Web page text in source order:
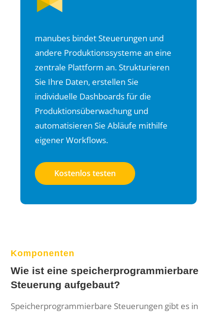
manubes bindet Steuerungen und
andere Produktionssysteme an eine
zentrale Plattform an. Strukturieren
Sie Ihre Daten, erstellen Sie
individuelle Dashboards für die
Produktionsüberwachung und
automatisieren Sie Abläufe mithilfe
eigener Workflows.
Kostenlos testen
Komponenten
Wie ist eine speicherprogrammierbare
Steuerung aufgebaut?
Speicherprogrammierbare Steuerungen gibt es in